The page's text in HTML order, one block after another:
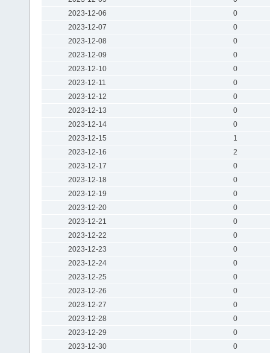
2023-12-06
0
2023-12-07
0
2023-12-08
0
2023-12-09
0
2023-12-10
0
2023-12-11
0
2023-12-12
0
2023-12-13
0
2023-12-14
0
2023-12-15
1
2023-12-16
2
2023-12-17
0
2023-12-18
0
2023-12-19
0
2023-12-20
0
2023-12-21
0
2023-12-22
0
2023-12-23
0
2023-12-24
0
2023-12-25
0
2023-12-26
0
2023-12-27
0
2023-12-28
0
2023-12-29
0
2023-12-30
0